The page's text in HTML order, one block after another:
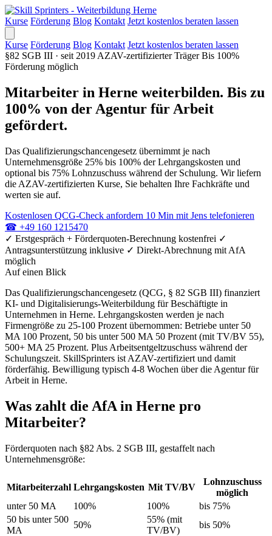
Kurse Förderung Blog Kontakt Jetzt kostenlos beraten lassen
Kurse Förderung Blog Kontakt Jetzt kostenlos beraten lassen
§82 SGB III · seit 2019 AZAV-zertifizierter TrägerBis 100%
Förderung möglich
Mitarbeiter in Herne weiterbilden. Bis zu
100% von der Agentur für Arbeit
gefördert.
Das Qualifizierungschancengesetz übernimmt je nach
Unternehmensgröße 25% bis 100% der Lehrgangskosten und
optional bis 75% Lohnzuschuss während der Schulung. Wir liefern
die AZAV-zertifizierten Kurse, Sie behalten Ihre Fachkräfte und
werten sie auf.
Kostenlosen QCG-Check anfordern 10 Min mit Jens telefonieren
☎ +49 160 1215470
✓ Erstgespräch + Förderquoten-Berechnung kostenfrei ✓
Antragsunterstützung inklusive ✓ Direkt-Abrechnung mit AfA
möglich
Auf einen Blick
Das Qualifizierungschancengesetz (QCG, § 82 SGB III) finanziert
KI- und Digitalisierungs-Weiterbildung für Beschäftigte in
Unternehmen in Herne. Lehrgangskosten werden je nach
Firmengröße zu 25-100 Prozent übernommen: Betriebe unter 50
MA 100 Prozent, 50 bis unter 500 MA 50 Prozent (mit TV/BV 55),
500+ MA 25 Prozent. Plus Arbeitsentgeltzuschuss während der
Schulungszeit. SkillSprinters ist AZAV-zertifiziert und damit
förderfähig. Bewilligung typisch 4-8 Wochen über die Agentur für
Arbeit in Herne.
Was zahlt die AfA in Herne pro
Mitarbeiter?
Förderquoten nach §82 Abs. 2 SGB III, gestaffelt nach
Unternehmensgröße:
Mitarbeiterzahl Lehrgangskosten Mit TV/BV
Lohnzuschuss
möglich
unter 50 MA
100% 100%
bis 75%
50 bis unter 500
MA
50%
55% (mit
TV/BV)
bis 50%